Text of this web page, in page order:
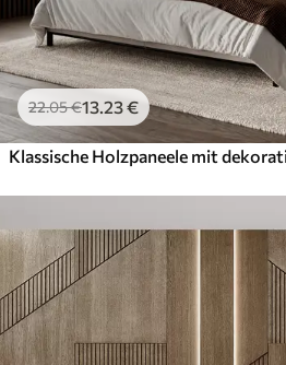
22.05€13 .23€